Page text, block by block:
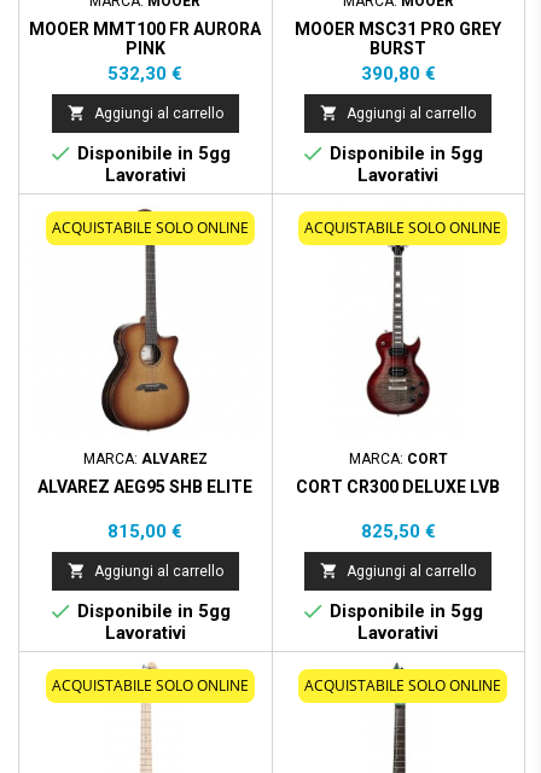
MOOER MMT100 FR AURORA
PINK
Prezzo
532,30 €
 Aggiungi al carrello
 Disponibile in 5gg
Lavorativi
MOOER MSC31 PRO GREY
BURST
Prezzo
390,80 €
 Aggiungi al carrello
 Disponibile in 5gg
Lavorativi
ACQUISTABILE SOLO ONLINE
MARCA: ALVAREZ
ALVAREZ AEG95 SHB ELITE
Prezzo
815,00 €
 Aggiungi al carrello
 Disponibile in 5gg
Lavorativi
ACQUISTABILE SOLO ONLINE
MARCA: CORT
CORT CR300 DELUXE LVB
Prezzo
825,50 €
 Aggiungi al carrello
 Disponibile in 5gg
Lavorativi
ACQUISTABILE SOLO ONLINE ACQUISTABILE SOLO ONLINE